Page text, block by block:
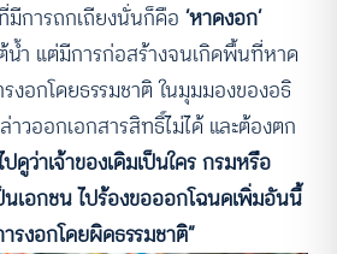
การถกเถียงนั่นก็คือ ‘หาดงอก’
ำ แต่มีการก่อสร้างจนเกิดพื้นที่หาด
งอกโดยธรรมชาติ ในมุมมองของอธิ
วออกเอกสารสิทธิ์ไม่ได้ และต้องตก
ดูว่าเจ้าของเดิมเป็นใคร กรมหรือ
เอกชน ไปร้องขอออกโฉนดเพิ่มอันนี้
รงอกโดยผิดธรรมชาติ”